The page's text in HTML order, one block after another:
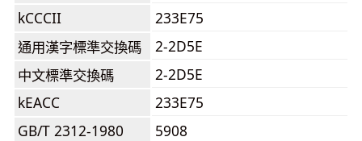
kCCCII
233E75
通用漢字標準交換碼
2-2D5E
中文標準交換碼
2-2D5E
kEACC
233E75
GB/T 2312-1980
5908